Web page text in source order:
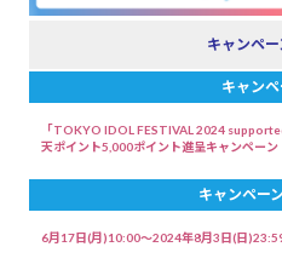
キャンペ
キャン
「TOKYO IDOL FESTIVAL 2024
天ポイント5,000ポイント進呈キャンペーン
キャンペー
6月17日(月)10:00〜2024年8月3日(日